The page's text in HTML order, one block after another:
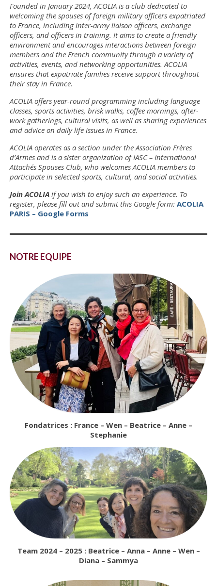
Actualités
Informations générales
Agenda
Comptes-rendus
Parrainages
Déjeuners-Rencontres
Nos sections
ACOLIA
2026
Club de l’interculturalité
L’approche de la psychologie interculturelle:
Articles de l’interculturalité
Founded in January 2024, ACOLIA is a club dedicated to
welcoming the spouses of foreign military officers expatriated
to France, including inter-army liaison officers, exchange
officers, and officers in training. It aims to create a friendly
environment and encourages interactions between foreign
members and the French community through a variety of
activities, events, and networking opportunities. ACOLIA
ensures that expatriate families receive support throughout
their stay in France.
ACOLIA offers year-round programming including language
classes, sports activities, brisk walks, coffee mornings, after-
work gatherings, cultural visits, as well as sharing experiences
and advice on daily life issues in France.
ACOLIA operates as a section under the Association Frères
d’Armes and is a sister organization of IASC – International
Attachés Spouses Club, who welcomes ACOLIA members to
participate in selected sports, cultural, and social activities.
Join ACOLIA if you wish to enjoy such an experience. To
register, please fill out and submit this Google form: ACOLIA
PARIS – Google Forms
NOTRE EQUIPE
Fondatrices : France – Wen – Beatrice – Anne –
Stephanie
Team 2024 – 2025 : Beatrice – Anna – Anne – Wen –
Diana – Sammya